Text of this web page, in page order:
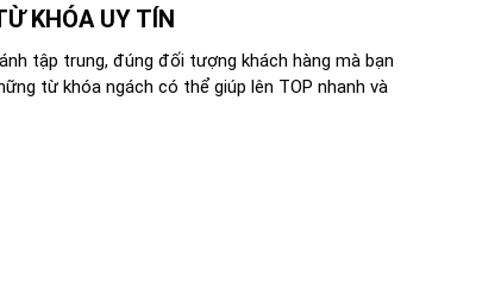
KHÓA UY TÍN
tập trung, đúng đối tượng khách hàng mà bạn
từ khóa ngách có thể giúp lên TOP nhanh và